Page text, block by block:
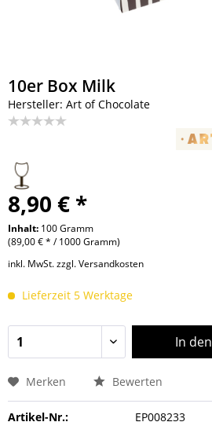
10er Box Milk
Hersteller: Art of Chocolate
8,90 € *
Inhalt: 100 Gramm
(89,00 € * / 1000 Gramm)
inkl. MwSt.zzgl. Versandkosten
Lieferzeit 5 Werktage
In den
Merken Bewerten
Artikel-Nr.:
EP008233